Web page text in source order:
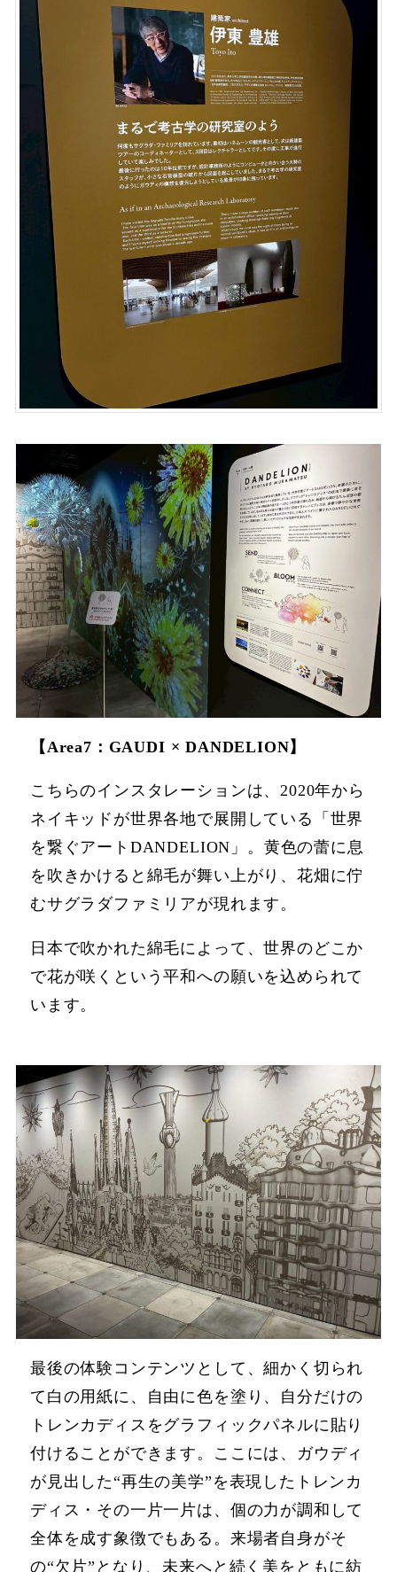
【Area7：GAUDI × DANDELION】
こちらのインスタレーションは、2020年から
ネイキッドが世界各地で展開している「世界
を繋ぐアートDANDELION」。黄色の蕾に息
を吹きかけると綿毛が舞い上がり、花畑に佇
むサグラダファミリアが現れます。
日本で吹かれた綿毛によって、世界のどこか
で花が咲くという平和への願いを込められて
います。
最後の体験コンテンツとして、細かく切られ
て白の用紙に、自由に色を塗り、自分だけの
トレンカディスをグラフィックパネルに貼り
付けることができます。ここには、ガウディ
が見出した“再生の美学”を表現したトレンカ
ディス・その一片一片は、個の力が調和して
全体を成す象徴でもある。来場者自身がそ
の“欠片”となり、未来へと続く美をともに紡